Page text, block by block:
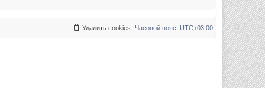
Часовой пояс: UTC+03:00
Удалить cookies